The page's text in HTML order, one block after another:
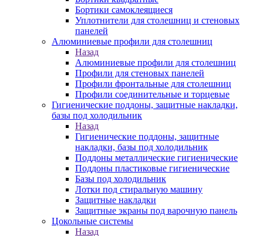
Бортики самоклеящиеся
Уплотнители для столешниц и стеновых
панелей
Алюминиевые профили для столешниц
Назад
Алюминиевые профили для столешниц
Профили для стеновых панелей
Профили фронтальные для столешниц
Профили соединительные и торцевые
Гигиенические поддоны, защитные накладки,
базы под холодильник
Назад
Гигиенические поддоны, защитные
накладки, базы под холодильник
Поддоны металлические гигиенические
Поддоны пластиковые гигиенические
Базы под холодильник
Лотки под стиральную машину
Защитные накладки
Защитные экраны под варочную панель
Цокольные системы
Назад